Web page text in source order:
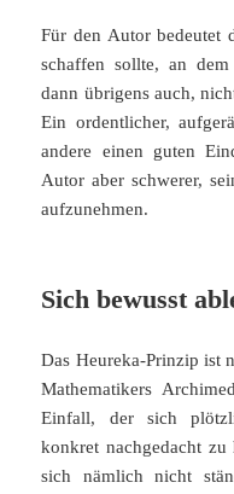
Für den Autor bedeutet
schaffen sollte, an
dann übrigens auch,
Ein ordentlicher,
andere einen guten
Autor aber schwerer,
aufzunehmen.
Sich bewusst
Das Heureka-Prinzip ist
Mathematikers
Einfall, der sich
konkret nachgedacht zu
sich nämlich nicht